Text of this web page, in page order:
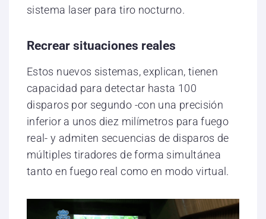
sistema laser para tiro nocturno.
Recrear situaciones reales
Estos nuevos sistemas, explican, tienen
capacidad para detectar hasta 100
disparos por segundo -con una precisión
inferior a unos diez milímetros para fuego
real- y admiten secuencias de disparos de
múltiples tiradores de forma simultánea
tanto en fuego real como en modo virtual.